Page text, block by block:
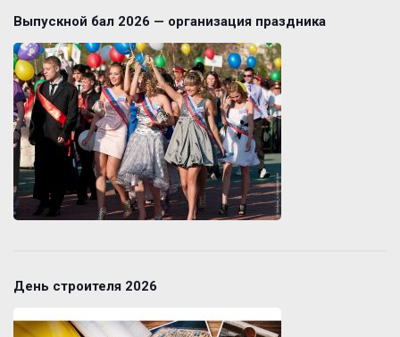
Выпускной бал 2026 — организация праздника
День строителя 2026